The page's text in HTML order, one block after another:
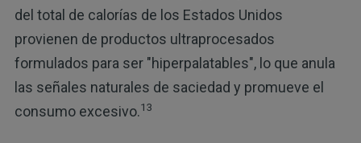
del total de calorías de los Estados Unidos
provienen de productos ultraprocesados
formulados para ser "hiperpalatables", lo que anula
las señales naturales de saciedad y promueve el
consumo excesivo.13